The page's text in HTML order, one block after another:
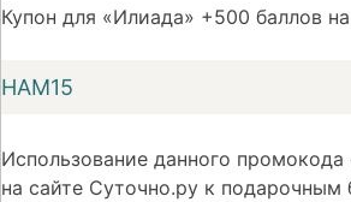
Купон для «Илиада» +500 баллов
НАМ15
Использование данного промокода
на сайте Суточно.ру к подарочным